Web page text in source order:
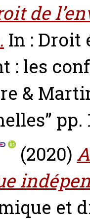
de
In : Droit
: les
&
pp.
(2020)
et